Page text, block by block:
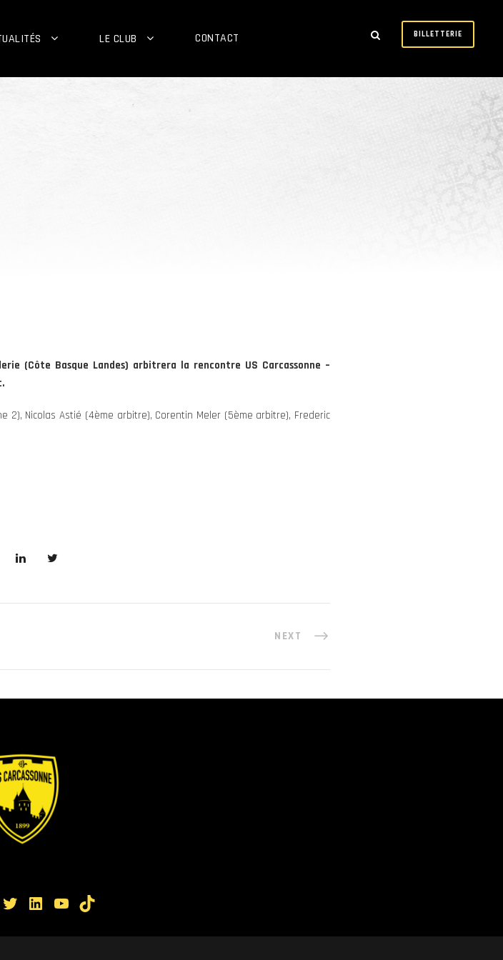
LE CLUB CONTACT BILLETTERIE
(Côte Basque Landes) arbitrera la rencontre US Carcassonne –
2), Nicolas Astié (4ème arbitre), Corentin Meler (5ème arbitre), Frederic
NEXT
Twitter LinkedIn YouTube TikTok